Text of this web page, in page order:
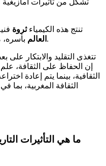
تنتج هذه الكيمياءثروة
العالم بأسره، مما يجعل من البلاد وجهة لا غنى عنها.
تتغذى التقليد والابتكار
إن الحفاظ على الثقافة، علم
الثقافية، بينما يتم إعادة
الثقافة المغربية، بما
ما هي التأثيرات